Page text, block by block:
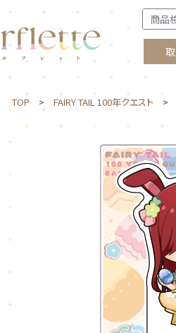
TOP > FAIRY TAIL 100年クエスト >